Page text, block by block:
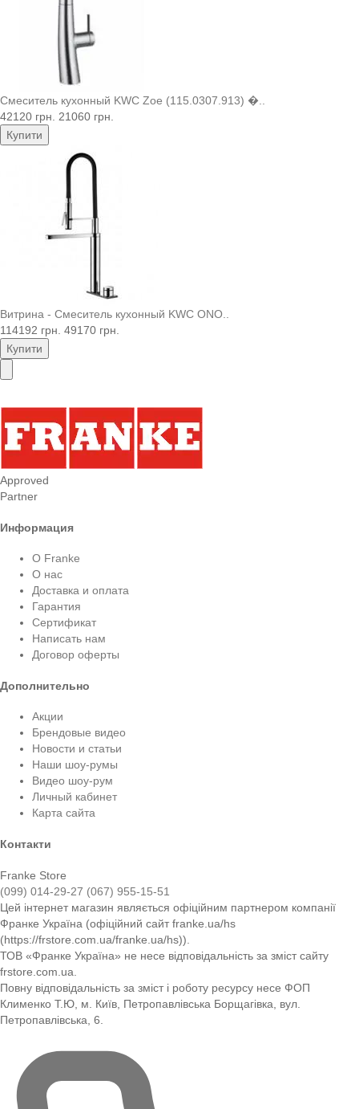
Смеситель кухонный KWC Zoe (115.0307.913) �..
42120 грн.
21060 грн.
Купити
Витрина - Смеситель кухонный KWC ONO..
114192 грн. 49170 грн.
Купити
Approved
Partner
Информация
О Franke
О нас
Доставка и оплата
Гарантия
Сертификат
Написать нам
Договор оферты
Дополнительно
Акции
Брендовые видео
Новости и статьи
Наши шоу-румы
Видео шоу-рум
Личный кабинет
Карта сайта
Контакти
Franke Store
(099) 014-29-27 (067) 955-15-51
Цей інтернет магазин являється офіційним партнером компанії
Франке Україна (офіційний сайт franke.ua/hs
(https://frstore.com.ua/franke.ua/hs)).
ТОВ «Франке Україна» не несе відповідальність за зміст сайту
frstore.com.ua.
Повну відповідальність за зміст і роботу ресурсу несе ФОП
Клименко Т.Ю, м. Київ, Петропавлівська Борщагівка, вул.
Петропавлівська, 6.